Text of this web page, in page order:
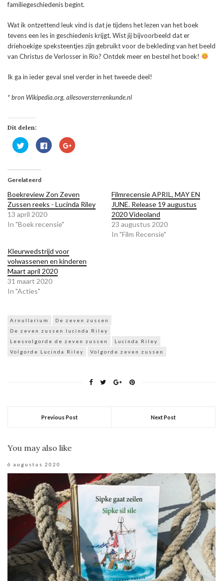
familiegeschiedenis begint.
Wat ik ontzettend leuk vind is dat je tijdens het lezen van het boek
tevens een les in geschiedenis krijgt. Wist jij bijvoorbeeld dat er
driehoekige speksteentjes zijn gebruikt voor de bekleding van het beeld
van Christus de Verlosser in Rio? Ontdek meer en bestel het boek!
Ik ga in ieder geval snel verder in het tweede deel!
* bron Wikipedia.org, allesoversterrenkunde.nl
Dit delen:
Klik
om
(Wordt
een
nieuw
venster
geopend)
Klik
om
een
nieuw
venster
geopend)
Klik
om
nieuw
venster
geopend)
Gerelateerd
Boekreview Zon Zeven
Zussen reeks - Lucinda Riley
13 april 2020
In "Boek recensie"
Filmrecensie APRIL, MAY EN
JUNE. Release 19 augustus
2020 Videoland
23 augustus 2020
In "Film Recensie"
Kleurwedstrijd voor
volwassenen en kinderen
Maart april 2020
31 maart 2020
In "Acties"
Arnullarium
De zeven zussen
De zeven zussen lucinda Riley
Leesvolgorde de zeven zussen
Lucinda Riley
Volgorde Lucinda Riley
Volgorde zeven zussen
Previous Post Next Post
You may also like
6 augustus 2020